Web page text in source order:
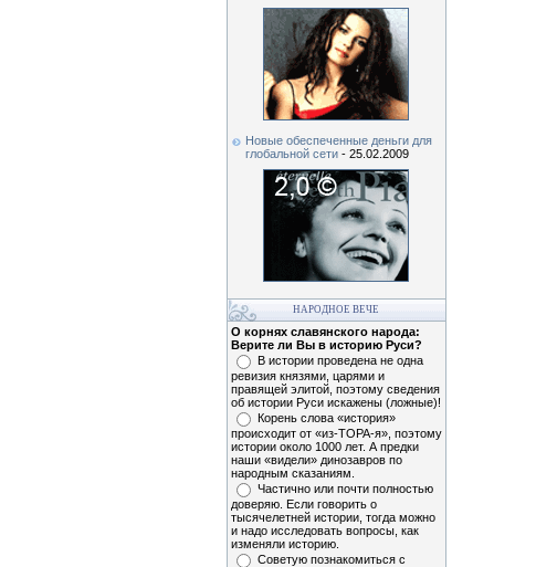
Новые обеспеченные деньги для
глобальной сети- 25.02.2009
НАРОДНОЕ ВЕЧЕ
О корнях славянского народа:
Верите ли Вы в историю Руси?
В истории проведена не одна
ревизия князями, царями и
правящей элитой, поэтому сведения
об истории Руси искажены (ложные)!
Корень слова «история»
происходит от «из-ТОРА-я», поэтому
истории около 1000 лет. А предки
наши «видели» динозавров по
народным сказаниям.
Частично или почти полностью
доверяю. Если говорить о
тысячелетней истории, тогда можно
и надо исследовать вопросы, как
изменяли историю.
Советую познакомиться с